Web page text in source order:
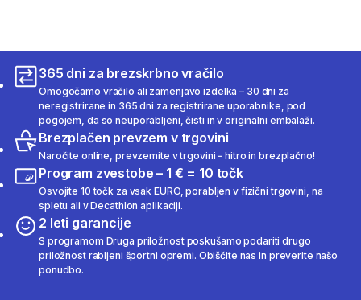
365 dni za brezskrbno vračilo
Omogočamo vračilo ali zamenjavo izdelka – 30 dni za
neregistrirane in 365 dni za registrirane uporabnike, pod
pogojem, da so neuporabljeni, čisti in v originalni embalaži.
Brezplačen prevzem v trgovini
Naročite online, prevzemite v trgovini – hitro in brezplačno!
Program zvestobe – 1 € = 10 točk
Osvojite 10 točk za vsak EURO, porabljen v fizični trgovini, na
spletu ali v Decathlon aplikaciji.
2 leti garancije
S programom Druga priložnost poskušamo podariti drugo
priložnost rabljeni športni opremi. Obiščite nas in preverite našo
ponudbo.